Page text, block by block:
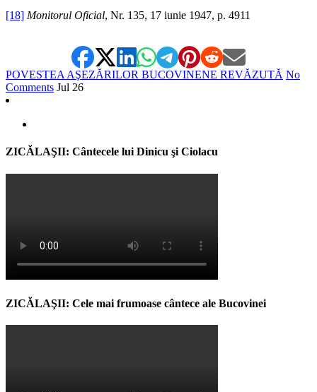
[18] Monitorul Oficial, Nr. 135, 17 iunie 1947, p. 4911
POVESTEA AŞEZĂRILOR BUCOVINENE REVĂZUTĂ No
Comments Jul 26
ZICĂLAŞII: Cântecele lui Dinicu şi Ciolacu
ZICĂLAŞII: Cele mai frumoase cântece ale Bucovinei